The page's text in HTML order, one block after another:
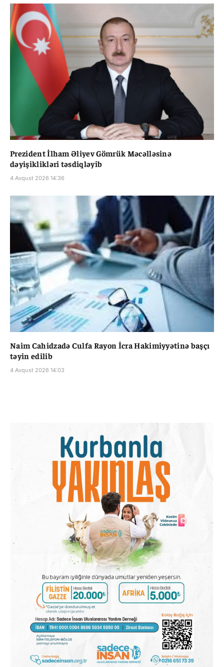
Prezident İlham Əliyev Gömrük Məcəlləsinə
dəyişiklikləri təsdiqləyib
4 Avqust 2026 14:36
Naim Cahidzadə Culfa Rayon İcra Hakimiyyətinə başçı
təyin edilib
4 Avqust 2026 14:03